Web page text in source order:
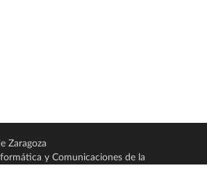
Zaragoza
y Comunicaciones de la